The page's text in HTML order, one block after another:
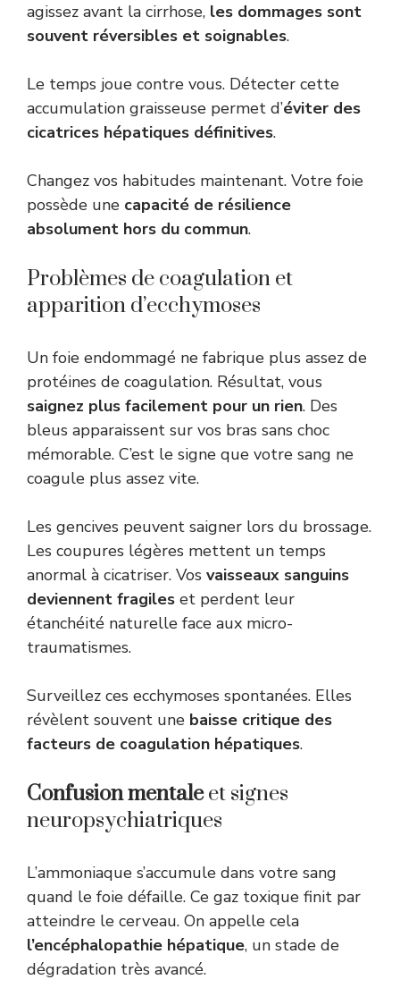
agissez avant la cirrhose, les dommages sont
souvent réversibles et soignables.
Le temps joue contre vous. Détecter cette
accumulation graisseuse permet d’éviter des
cicatrices hépatiques définitives.
Changez vos habitudes maintenant. Votre foie
possède une capacité de résilience
absolument hors du commun.
Problèmes de coagulation et
apparition d’ecchymoses
Un foie endommagé ne fabrique plus assez de
protéines de coagulation. Résultat, vous
saignez plus facilement pour un rien. Des
bleus apparaissent sur vos bras sans choc
mémorable. C’est le signe que votre sang ne
coagule plus assez vite.
Les gencives peuvent saigner lors du brossage.
Les coupures légères mettent un temps
anormal à cicatriser. Vos vaisseaux sanguins
deviennent fragiles et perdent leur
étanchéité naturelle face aux micro-
traumatismes.
Surveillez ces ecchymoses spontanées. Elles
révèlent souvent une baisse critique des
facteurs de coagulation hépatiques.
Confusion mentaleet signes
neuropsychiatriques
L’ammoniaque s’accumule dans votre sang
quand le foie défaille. Ce gaz toxique finit par
atteindre le cerveau. On appelle cela
l’encéphalopathie hépatique, un stade de
dégradation très avancé.